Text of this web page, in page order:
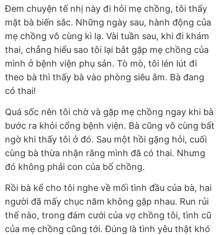
Đem chuyện tế nhị này đi hỏi mẹ chồng, tôi thấy
mặt bà biến sắc. Những ngày sau, hành động của
mẹ chồng vô cùng kì lạ. Vài tuần sau, khi đi khám
thai, chẳng hiểu sao tôi lại bắt gặp mẹ chồng của
mình ở bệnh viện phụ sản. Tò mò, tôi lén lút đi
theo bà thì thấy bà vào phòng siêu âm. Bà đang
có thai!
Quá sốc nên tôi chờ và gặp mẹ chồng ngay khi bà
bước ra khỏi cổng bệnh viện. Bà cũng vô cùng bất
ngờ khi thấy tôi ở đó. Sau một hồi gặng hỏi, cuối
cùng bà thừa nhận rằng mình đã có thai. Nhưng
đó không phải con của bố chồng.
Rồi bà kể cho tôi nghe về mối tình đầu của bà, hai
người đã mấy chục năm không gặp nhau. Run rủi
thế nào, trong đám cưới của vợ chồng tôi, tình cũ
của mẹ chồng cũng tới. Đúng là tình yêu thật khó